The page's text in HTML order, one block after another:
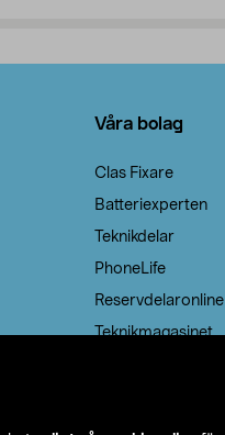
Våra bolag
Clas Fixare
Batteriexperten
Teknikdelar
PhoneLife
Reservdelaronline
Teknikmagasinet